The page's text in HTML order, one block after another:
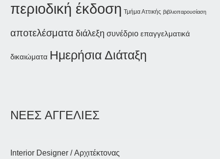
περιοδική έκδοση Τμήμα Αττικής βιβλιοπαρουσίαση
αποτελέσματα διάλεξη συνέδριο επαγγελματικά
δικαιώματα Ημερήσια Διάταξη
ΝΕΕΣ ΑΓΓΕΛΙΕΣ
Interior Designer / Αρχιτέκτονας